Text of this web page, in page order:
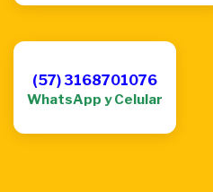
(57) 3168701076
WhatsApp y Celular